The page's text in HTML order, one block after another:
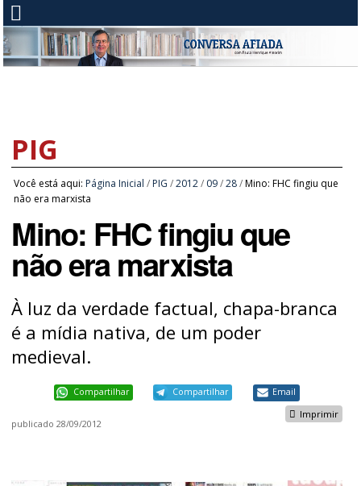
PIG
Você está aqui: Página Inicial / PIG /2012 / 09 /28 /Mino: FHC fingiu que
não era marxista
Mino: FHC fingiu que
não era marxista
À luz da verdade factual, chapa-branca
é a mídia nativa, de um poder
medieval.
Compartilhar Compartilhar Email
Imprimir
publicado 28/09/2012